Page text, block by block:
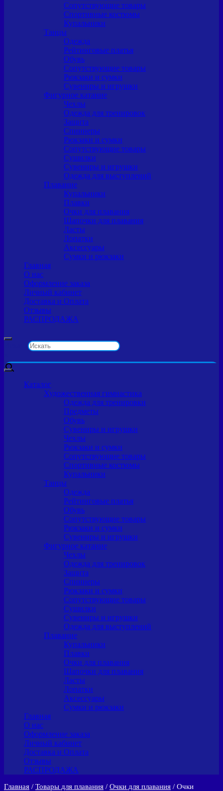
Сопутствующие товары
Спортивные костюмы
Купальники
Танцы
Одежда
Рейтинговые платья
Обувь
Сопутствующие товары
Рюкзаки и сумки
Сувениры и игрушки
Фигурное катание
Чехлы
Одежда для тренировок
Защита
Спиннеры
Рюкзаки и сумки
Сопутствующие товары
Сушилки
Сувениры и игрушки
Одежда для выступлений
Плавание
Купальники
Плавки
Очки для плавания
Шапочки для плавания
Ласты
Лопатки
Аксессуары
Сумки и рюкзаки
Главная
О нас
Оформление заказа
Личный кабинет
Доставка и Оплата
Отзывы
РАСПРОДАЖА
Каталог
Художественная гимнастика
Одежда для тренировки
Предметы
Обувь
Сувениры и игрушки
Чехлы
Рюкзаки и сумки
Сопутствующие товары
Спортивные костюмы
Купальники
Танцы
Одежда
Рейтинговые платья
Обувь
Сопутствующие товары
Рюкзаки и сумки
Сувениры и игрушки
Фигурное катание
Чехлы
Одежда для тренировок
Защита
Спиннеры
Рюкзаки и сумки
Сопутствующие товары
Сушилки
Сувениры и игрушки
Одежда для выступлений
Плавание
Купальники
Плавки
Очки для плавания
Шапочки для плавания
Ласты
Лопатки
Аксессуары
Сумки и рюкзаки
Главная
О нас
Оформление заказа
Личный кабинет
Доставка и Оплата
Отзывы
РАСПРОДАЖА
Главная / Товары для плавания / Очки для плавания / Очки